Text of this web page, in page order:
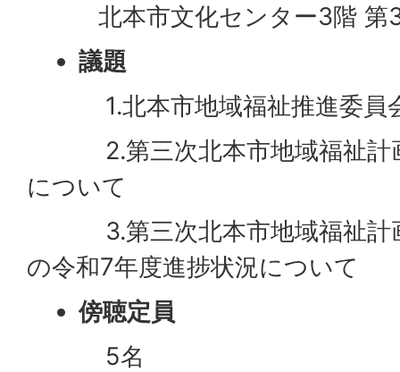
北本市文化センター3階 第3
議題
1.北本市地域福祉推進委員
2.第三次北本市地域福祉計画
について
3.第三次北本市地域福祉計画
の令和7年度進捗状況について
傍聴定員
5名